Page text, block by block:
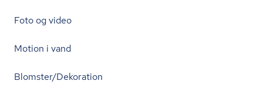
Foto og video
Motion i vand
Blomster/Dekoration